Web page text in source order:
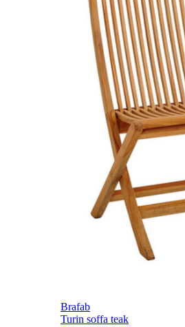
Brafab
Turin soffa teak